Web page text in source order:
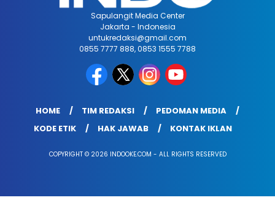
Sapulangit Media Center
Jakarta - Indonesia
untukredaksi@gmail.com
0855 7777 888, 0853 1555 7788
HOME TIM REDAKSI
PEDOMAN MEDIA
KODE ETIK
HAK JAWAB KONTAK IKLAN
COPYRIGHT © 2026 INDOOKE.COM - ALL RIGHTS RESERVED